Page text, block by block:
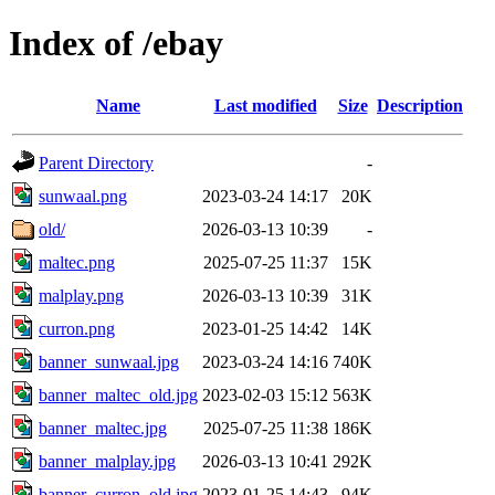
Index of /ebay
Name Last modified Size Description
Parent Directory
-
sunwaal.png
2023-03-24 14:17
20K
old/
2026-03-13 10:39
-
maltec.png
2025-07-25 11:37
15K
malplay.png
2026-03-13 10:39
31K
curron.png
2023-01-25 14:42
14K
banner_sunwaal.jpg
2023-03-24 14:16 740K
banner_maltec_old.jpg 2023-02-03 15:12 563K
banner_maltec.jpg
2025-07-25 11:38 186K
banner_malplay.jpg
2026-03-13 10:41 292K